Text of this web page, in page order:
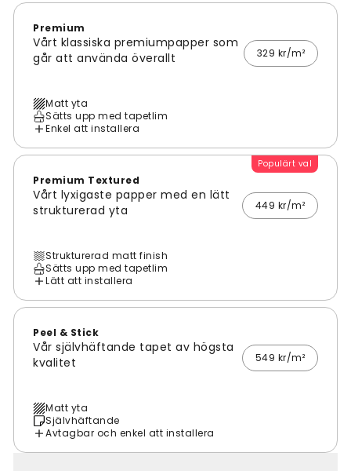
Premium
Vårt klassiska premiumpapper som
går att använda överallt
329 kr/m²
Matt yta
Sätts upp med tapetlim
Enkel att installera
Populärt val
Premium Textured
Vårt lyxigaste papper med en lätt
strukturerad yta
449 kr/m²
Strukturerad matt finish
Sätts upp med tapetlim
Lätt att installera
Peel & Stick
Vår självhäftande tapet av högsta
kvalitet
549 kr/m²
Matt yta
Självhäftande
Avtagbar och enkel att installera